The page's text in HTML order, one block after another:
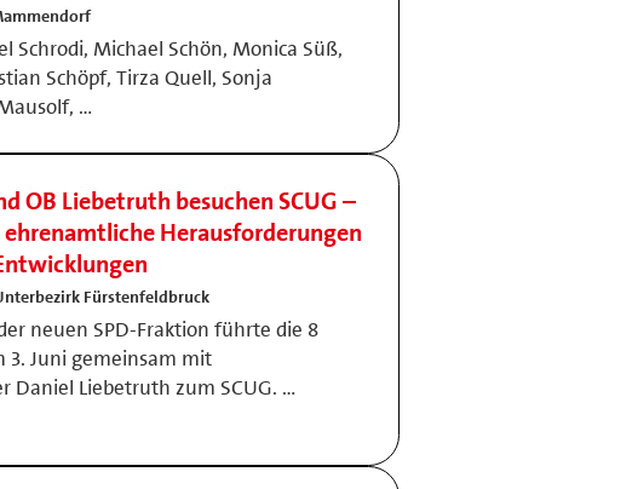
Schrodi, Michael Schön, Monica Süß,
Schöpf, Tirza Quell, Sonja
…
OB Liebetruth besuchen SCUG –
Herausforderungen
Fürstenfeldbruck
neuen SPD-Fraktion führte die 8
3. Juni gemeinsam mit
Daniel Liebetruth zum SCUG. …